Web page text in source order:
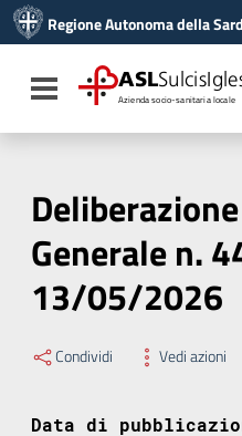
Vai al menu di navigazione
Vai al footer
Regione Autonoma della
Toggle navigation
ASL
Azienda socio-sanitaria locale
Generale n.
13/05/2026
Condividi Vedi azioni
Data di